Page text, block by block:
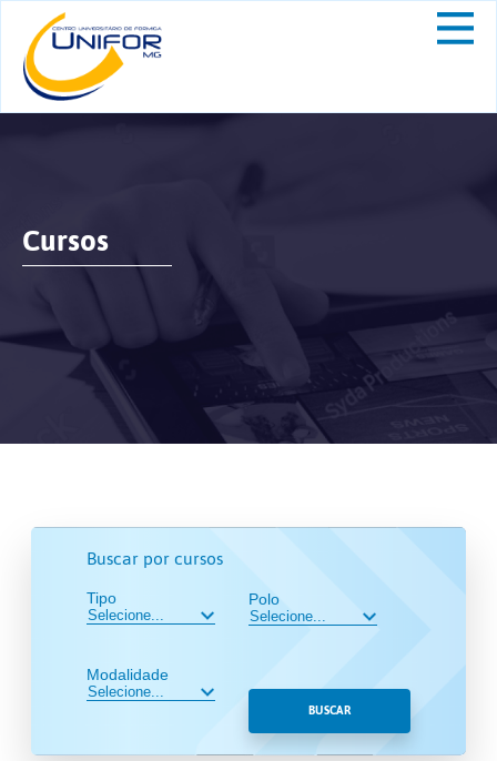
Cursos
Buscar por cursos
Tipo
Modalidade
Polo
BUSCAR